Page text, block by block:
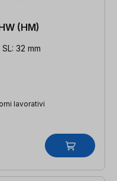
(HM)
32 mm
lavorativi